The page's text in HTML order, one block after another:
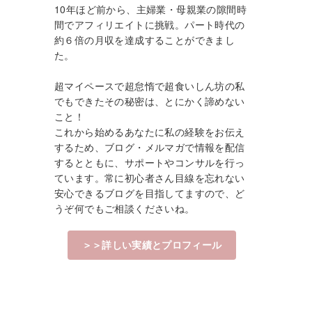
10年ほど前から、主婦業・母親業の隙間時
間でアフィリエイトに挑戦。パート時代の
約６倍の月収を達成することができまし
た。
超マイペースで超怠惰で超食いしん坊の私
でもできたその秘密は、とにかく諦めない
こと！
これから始めるあなたに私の経験をお伝え
するため、ブログ・メルマガで情報を配信
するとともに、サポートやコンサルを行っ
ています。常に初心者さん目線を忘れない
安心できるブログを目指してますので、ど
うぞ何でもご相談くださいね。
＞＞詳しい実績とプロフィール